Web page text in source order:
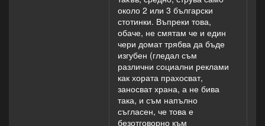
около 2 или 3 български
стотинки. Въпреки това,
обаче, не смятам че и един
чери домат трябва да бъде
изгубен (гледал съм
различни социални реклами
как хората прахосват,
заносват храна, а не бива
така, и съм напълно
съгласен, че това е
безотговорно към